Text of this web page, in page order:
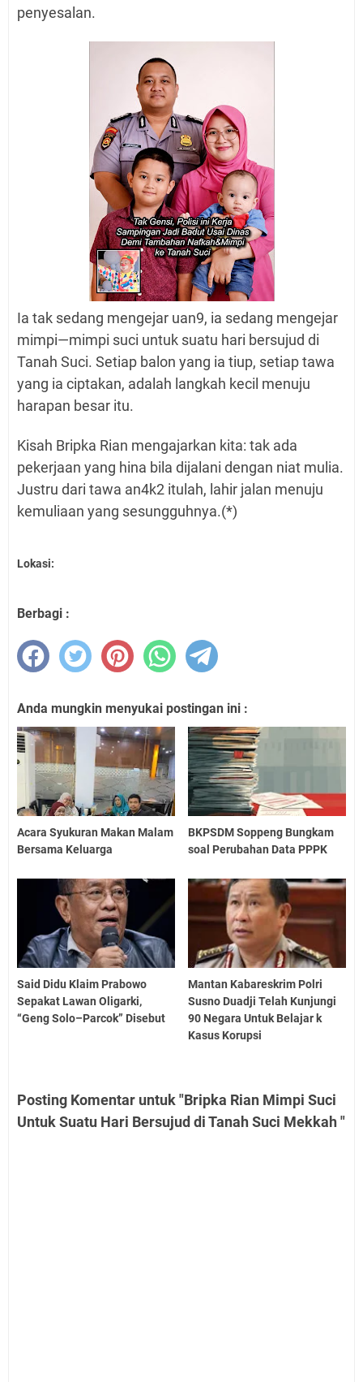
penyesalan.
Ia tak sedang mengejar uan9, ia sedang mengejar
mimpi—mimpi suci untuk suatu hari bersujud di
Tanah Suci. Setiap balon yang ia tiup, setiap tawa
yang ia ciptakan, adalah langkah kecil menuju
harapan besar itu.
Kisah Bripka Rian mengajarkan kita: tak ada
pekerjaan yang hina bila dijalani dengan niat mulia.
Justru dari tawa an4k2 itulah, lahir jalan menuju
kemuliaan yang sesungguhnya.(*)
Lokasi:
Berbagi :
Anda mungkin menyukai postingan ini :
Acara Syukuran Makan Malam
Bersama Keluarga
BKPSDM Soppeng Bungkam
soal Perubahan Data PPPK
Said Didu Klaim Prabowo
Sepakat Lawan Oligarki,
“Geng Solo–Parcok” Disebut
Mantan Kabareskrim Polri
Susno Duadji Telah Kunjungi
90 Negara Untuk Belajar k
Kasus Korupsi
Posting Komentar untuk "Bripka Rian Mimpi Suci
Untuk Suatu Hari Bersujud di Tanah Suci Mekkah "